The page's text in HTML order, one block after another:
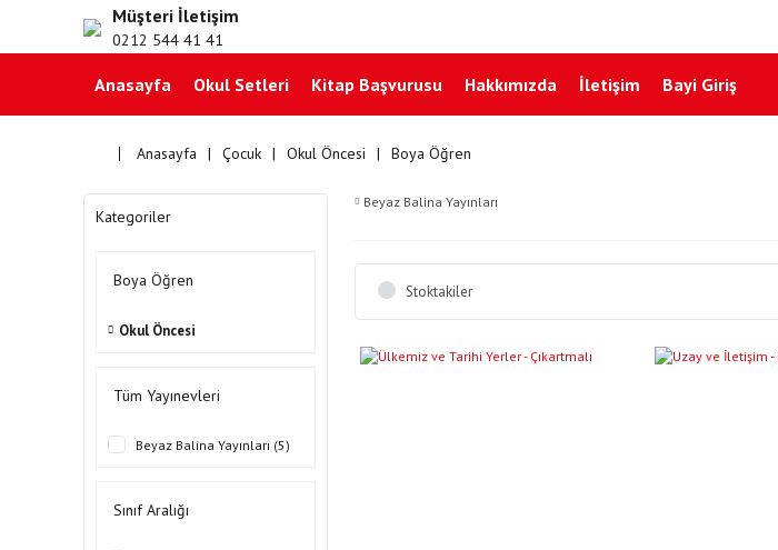
Müşteri İletişim
0212 544 41 41
Anasayfa Okul Setleri Kitap Başvurusu Hakkımızda İletişim Bayi Giriş
Anasayfa Çocuk Okul Öncesi Boya Öğren
Kategoriler
Boya Öğren
Okul Öncesi
Tüm Yayınevleri
Beyaz Balina Yayınları (5)
Sınıf Aralığı
Beyaz Balina Yayınları
Stoktakiler